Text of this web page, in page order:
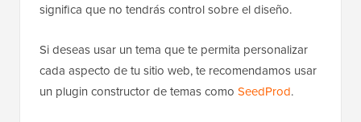
significa que no tendrás control sobre el diseño.
Si deseas usar un tema que te permita personalizar
cada aspecto de tu sitio web, te recomendamos usar
un plugin constructor de temas como SeedProd.